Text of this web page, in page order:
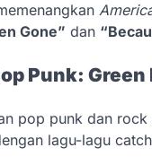
Gone” dan
Punk: Green
pop punk dan
lagu-lagu